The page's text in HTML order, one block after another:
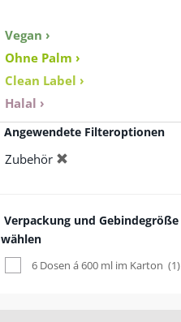
Vegan ›
Ohne Palm ›
Clean Label ›
Halal ›
Angewendete Filteroptionen
Zubehör
Verpackung und Gebindegröße
wählen
6 Dosen á 600 ml im Karton (1)